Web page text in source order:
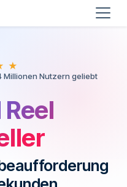
★
Millionen Nutzern geliebt
Reel